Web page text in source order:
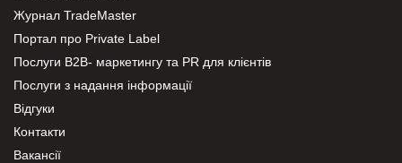
Журнал TradeMaster
Портал про Private Label
Послуги В2В- маркетингу та PR для клієнтів
Послуги з надання інформації
Відгуки
Контакти
Вакансії